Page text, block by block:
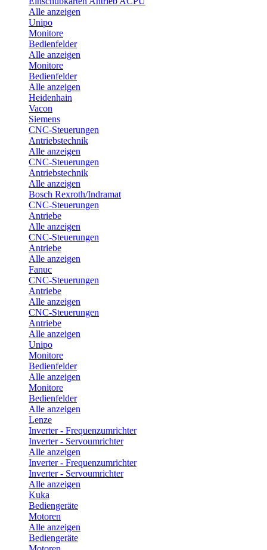
Alle anzeigen
Unipo
Monitore
Bedienfelder
Alle anzeigen
Monitore
Bedienfelder
Alle anzeigen
Heidenhain
Vacon
Siemens
CNC-Steuerungen
Antriebstechnik
Alle anzeigen
CNC-Steuerungen
Antriebstechnik
Alle anzeigen
Bosch Rexroth/Indramat
CNC-Steuerungen
Antriebe
Alle anzeigen
CNC-Steuerungen
Antriebe
Alle anzeigen
Fanuc
CNC-Steuerungen
Antriebe
Alle anzeigen
CNC-Steuerungen
Antriebe
Alle anzeigen
Unipo
Monitore
Bedienfelder
Alle anzeigen
Monitore
Bedienfelder
Alle anzeigen
Lenze
Inverter - Frequenzumrichter
Inverter - Servoumrichter
Alle anzeigen
Inverter - Frequenzumrichter
Inverter - Servoumrichter
Alle anzeigen
Kuka
Bediengeräte
Motoren
Alle anzeigen
Bediengeräte